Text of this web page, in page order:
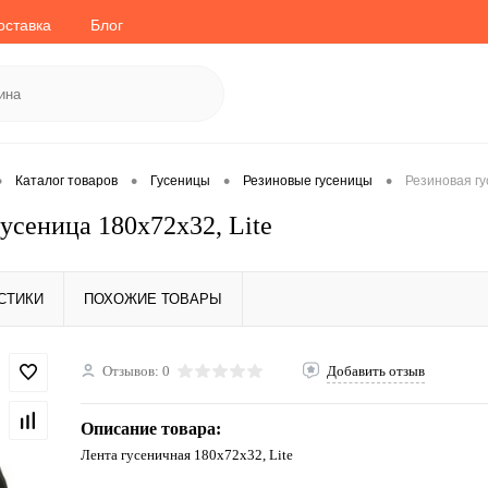
Блог
Каталог товаров • Гусеницы • Резиновые гусеницы • Резиновая
180x72x32, Lite
ПОХОЖИЕ ТОВАРЫ
Отзывов: 0 Добавить отзыв
Описание товара:
Лента гусеничная 180x72x32, Lite